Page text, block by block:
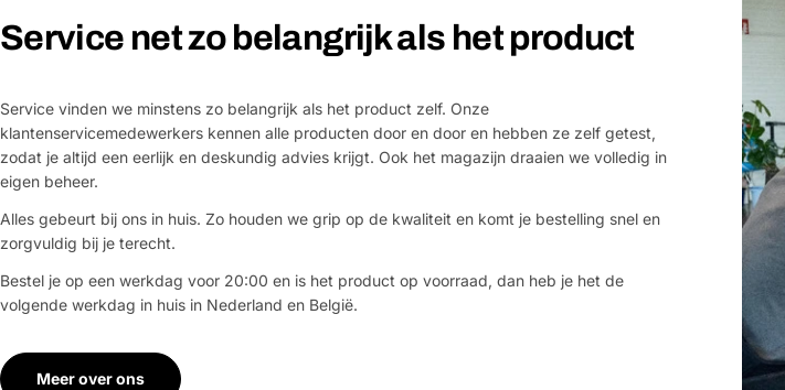
Service net zo belangrijk als het product
Service vinden we minstens zo belangrijk als het product zelf. Onze
klantenservicemedewerkers kennen alle producten door en door en hebben ze zelf getest,
zodat je altijd een eerlijk en deskundig advies krijgt. Ook het magazijn draaien we volledig in
eigen beheer.
Alles gebeurt bij ons in huis. Zo houden we grip op de kwaliteit en komt je bestelling snel en
zorgvuldig bij je terecht.
Bestel je op een werkdag voor 20:00 en is het product op voorraad, dan heb je het de
volgende werkdag in huis in Nederland en België.
Meer over ons